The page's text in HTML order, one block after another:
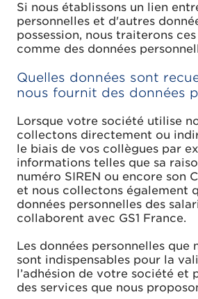
Si nous établissons un lien
personnelles et d'autres
possession, nous traiterons
comme des données
Quelles données sont
nous fournit des données
Lorsque votre société utilise
collectons directement ou
le biais de vos collègues par
informations telles que sa
numéro SIREN ou encore son
et nous collectons également
données personnelles des
collaborent avec GS1 France.
Les données personnelles que
sont indispensables pour la
l’adhésion de votre société et
des services que nous